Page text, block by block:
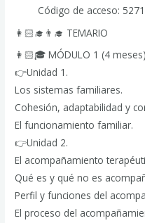
Código de acceso:
👩🏻‍🎓👨‍🎓 TEMARIO
👩🏻🎓 MÓDULO 1 (4 meses)
👉Unidad 1.
Los sistemas familiares.
Cohesión, adaptabilidad y
El funcionamiento familiar.
👉Unidad 2.
El acompañamiento
Qué es y qué no es
Perfil y funciones del
El proceso del